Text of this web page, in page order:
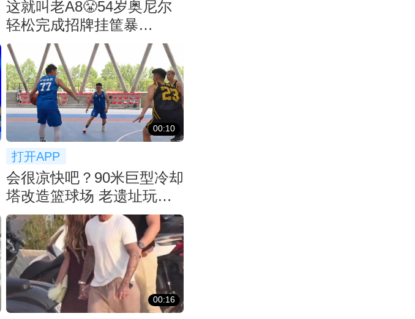
这就叫老A8😤54岁奥尼尔
轻松完成招牌挂筐暴
扣！！！
00:10
打开APP
会很凉快吧？90米巨型冷却
塔改造篮球场 老遗址玩出
新潮流！
00:16